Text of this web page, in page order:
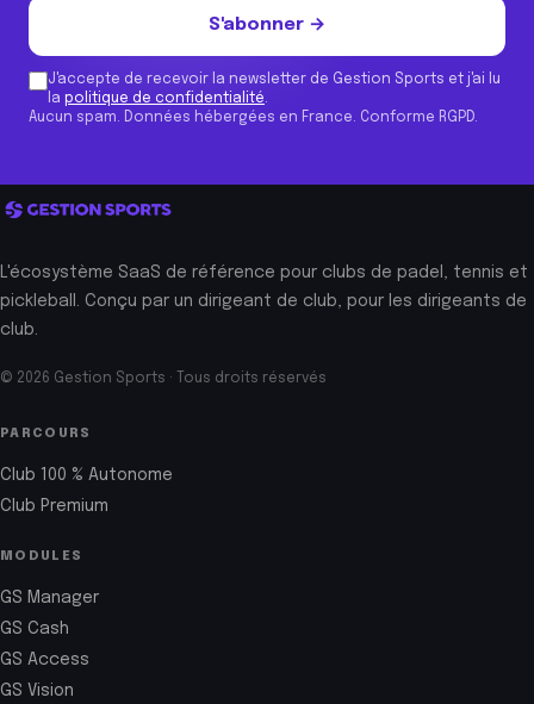
S'abonner →
J'accepte de recevoir la newsletter de Gestion Sports et j'ai lu
la politique de confidentialité.
Aucun spam. Données hébergées en France. Conforme RGPD.
L'écosystème SaaS de référence pour clubs de padel, tennis et
pickleball. Conçu par un dirigeant de club, pour les dirigeants de
club.
© 2026 Gestion Sports · Tous droits réservés
PARCOURS
Club 100 % Autonome
Club Premium
MODULES
GS Manager
GS Cash
GS Access
GS Vision